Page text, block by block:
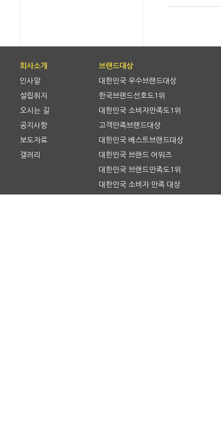
회사소개
인사말
설립취지
오시는 길
공지사항
보도자료
갤러리
브랜드대상
대한민국 우수브랜드대상
한국브랜드선호도1위
대한민국 소비자만족도1위
고객만족브랜드대상
대한민국 베스트브랜드대상
대한민국 브랜드 어워즈
대한민국 브랜드만족도1위
대한민국 소비자 만족 대상